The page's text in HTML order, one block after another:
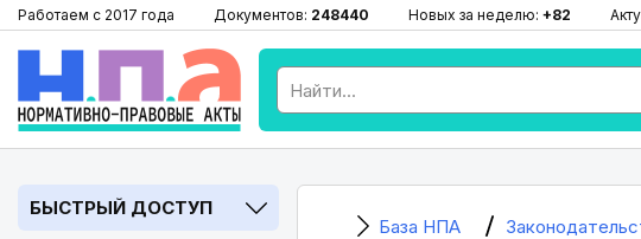
Работаем с 2017 года Документов: 248440 Новых за неделю: +82
БЫСТРЫЙ ДОСТУП
База НПА